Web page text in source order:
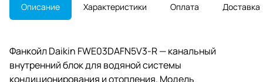
Описание Характеристики Оплата Доставка
Фанкойл Daikin FWE03DAFN5V3-R — канальный
внутренний блок для водяной системы
кондиционирования и отопления. Модель